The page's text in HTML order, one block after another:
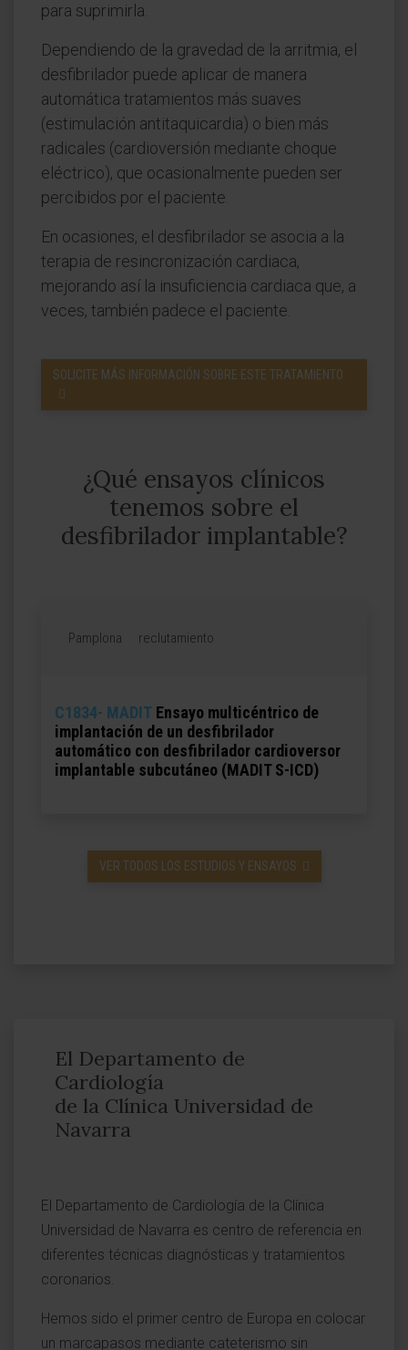
para suprimirla.
Dependiendo de la gravedad de la arritmia, el
desfibrilador puede aplicar de manera
automática tratamientos más suaves
(estimulación antitaquicardia) o bien más
radicales (cardioversión mediante choque
eléctrico), que ocasionalmente pueden ser
percibidos por el paciente.
En ocasiones, el desfibrilador se asocia a la
terapia de resincronización cardiaca,
mejorando así la insuficiencia cardiaca que, a
veces, también padece el paciente.
SOLICITE MÁS INFORMACIÓN SOBRE ESTE TRATAMIENTO
¿Qué ensayos clínicos
tenemos sobre el
desfibrilador implantable?
Pamplona reclutamiento
C1834- MADIT Ensayo multicéntrico de
implantación de un desfibrilador
automático con desfibrilador cardioversor
implantable subcutáneo (MADIT S-ICD)
VER TODOS LOS ESTUDIOS Y ENSAYOS
El Departamento de
Cardiología
de la Clínica Universidad de
Navarra
El Departamento de Cardiología de la Clínica
Universidad de Navarra es centro de referencia en
diferentes técnicas diagnósticas y tratamientos
coronarios.
Hemos sido el primer centro de Europa en colocar
un marcapasos mediante cateterismo sin